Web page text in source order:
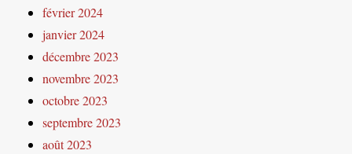
février 2024
janvier 2024
décembre 2023
novembre 2023
octobre 2023
septembre 2023
août 2023